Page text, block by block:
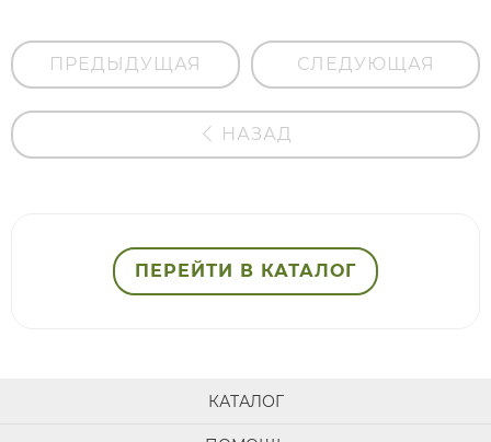
ПРЕДЫДУЩАЯ СЛЕДУЮЩАЯ
НАЗАД
ПЕРЕЙТИ В КАТАЛОГ
КАТАЛОГ